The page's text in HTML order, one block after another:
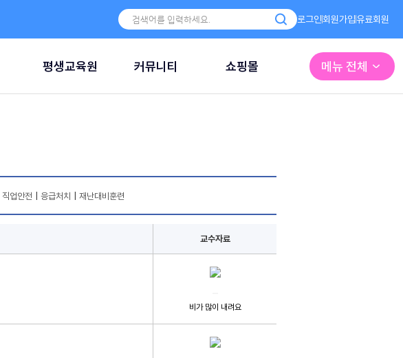
로그인회원가입유료회원
평생교육원 커뮤니티 쇼핑몰 메뉴 전체
직업안전 응급처치 재난대비훈련
교수자료
비가 많이 내려요